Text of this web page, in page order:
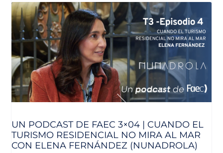
UN PODCAST DE FAEC 3×04 | CUANDO EL
TURISMO RESIDENCIAL NO MIRA AL MAR
CON ELENA FERNÁNDEZ (NUNADROLA)